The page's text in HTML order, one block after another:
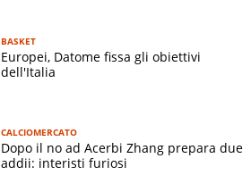
BASKET
Europei, Datome fissa gli obiettivi
dell'Italia
CALCIOMERCATO
Dopo il no ad Acerbi Zhang prepara due
addii: interisti furiosi